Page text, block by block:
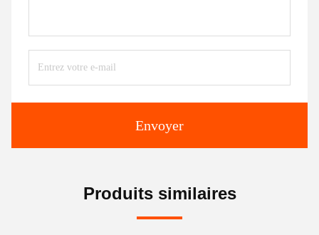
Envoyer
Produits similaires